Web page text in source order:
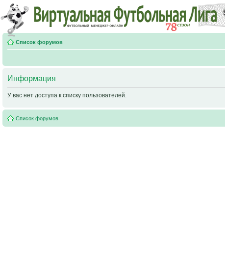
Список форумов
Информация
У вас нет доступа к списку пользователей.
Список форумов